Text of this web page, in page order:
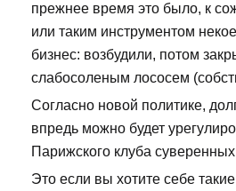
прежнее время это было, к
или таким инструментом
бизнес: возбудили, потом
слабосоленым лососем
Согласно новой политике,
впредь можно будет
Парижского клуба
Это если вы хотите себе